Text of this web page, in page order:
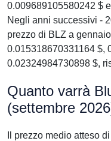
0.009689105580242 $
Negli anni successivi -
prezzo di BLZ a
0.015318670331164 $,
0.02324984730898 $,
Quanto varrà
(settembre
Il prezzo medio atteso